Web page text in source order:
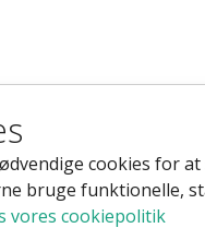
cookies for
bruge funktionelle,
vores cookiepolitik
til 54% fra august
andele med